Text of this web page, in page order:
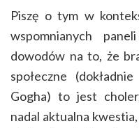
Piszę o tym w
wspomnianych
dowodów na to, że
społeczne
Gogha) to jest
nadal aktualna